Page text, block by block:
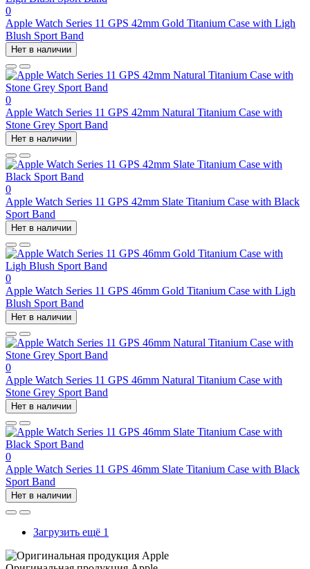
0
Apple Watch Series 11 GPS 42mm Gold Titanium Case with Ligh
Blush Sport Band
Нет в наличии
0
Apple Watch Series 11 GPS 42mm Natural Titanium Case with
Stone Grey Sport Band
Нет в наличии
0
Apple Watch Series 11 GPS 42mm Slate Titanium Case with Black
Sport Band
Нет в наличии
0
Apple Watch Series 11 GPS 46mm Gold Titanium Case with Ligh
Blush Sport Band
Нет в наличии
0
Apple Watch Series 11 GPS 46mm Natural Titanium Case with
Stone Grey Sport Band
Нет в наличии
0
Apple Watch Series 11 GPS 46mm Slate Titanium Case with Black
Sport Band
Нет в наличии
Загрузить ещё 1